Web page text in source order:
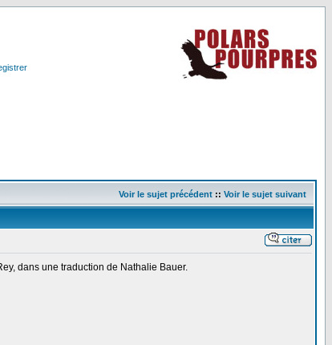
Voir le sujet précédent :: Voir le sujet suivant
dans une traduction de Nathalie Bauer.